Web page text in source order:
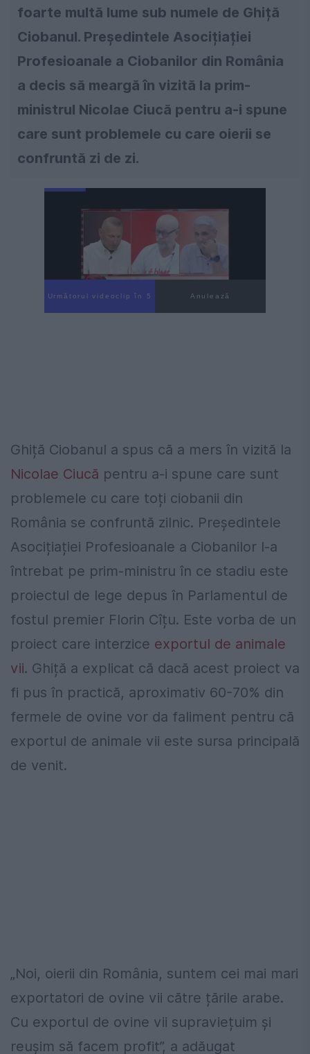
foarte multă lume sub numele de Ghiță
Ciobanul. Președintele Asocițiației
Profesioanale a Ciobanilor din România
a decis să meargă în vizită la prim-
ministrul Nicolae Ciucă pentru a-i spune
care sunt problemele cu care oierii se
confruntă zi de zi.
Următorul videoclip în 4 Anulează
Ghiță Ciobanul a spus că a mers în vizită la
Nicolae Ciucă pentru a-i spune care sunt
problemele cu care toți ciobanii din
România se confruntă zilnic. Președintele
Asocițiației Profesioanale a Ciobanilor l-a
întrebat pe prim-ministru în ce stadiu este
proiectul de lege depus în Parlamentul de
fostul premier Florin Cîțu. Este vorba de un
proiect care interzice exportul de animale
vii. Ghiță a explicat că dacă acest proiect va
fi pus în practică, aproximativ 60-70% din
fermele de ovine vor da faliment pentru că
exportul de animale vii este sursa principală
de venit.
„Noi, oierii din România, suntem cei mai mari
exportatori de ovine vii către țările arabe.
Cu exportul de ovine vii supraviețuim și
reușim să facem profit”, a adăugat